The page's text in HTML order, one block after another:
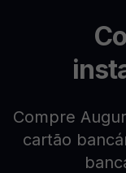
Compre
cartão